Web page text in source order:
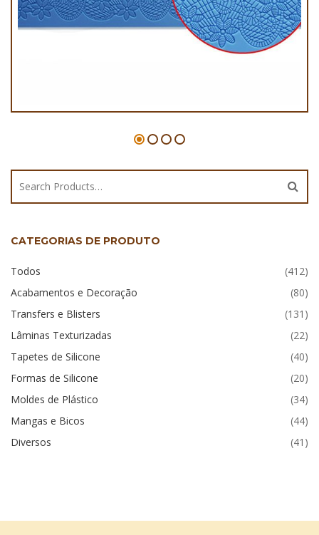
CATEGORIAS DE PRODUTO
Todos
(412)
Acabamentos e Decoração
(80)
Transfers e Blisters
(131)
Lâminas Texturizadas
(22)
Tapetes de Silicone
(40)
Formas de Silicone
(20)
Moldes de Plástico
(34)
Mangas e Bicos
(44)
Diversos
(41)